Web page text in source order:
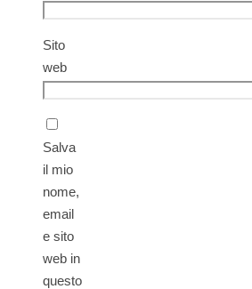
Sito
web
Salva
il mio
nome,
email
e sito
web in
questo